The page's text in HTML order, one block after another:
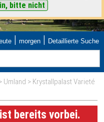
bitte nicht
| morgen | Detaillierte Suche
Umland > Krystallpalast Varieté
bereits vorbei.